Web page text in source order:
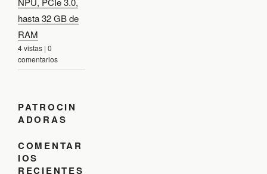
hasta 32 GB de
RAM
4 vistas | 0
comentarios
PATROCIN
ADORAS
COMENTAR
IOS
RECIENTES